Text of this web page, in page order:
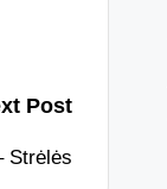
Post
Strėlės